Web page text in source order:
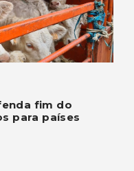
fim do
para países